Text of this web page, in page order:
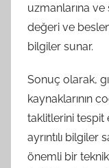
uzmanlarına ve
değeri ve
bilgiler sunar.
Sonuç olarak,
kaynaklarının
taklitlerini tespit
ayrıntılı
önemli bir